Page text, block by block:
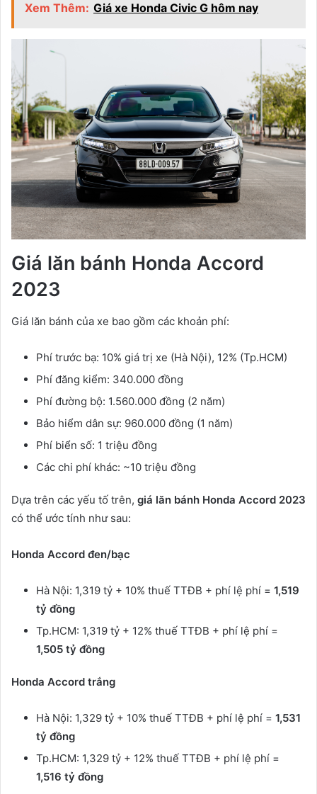
Xem Thêm: Giá xe Honda Civic G hôm nay
Giá lăn bánh Honda Accord
2023
Giá lăn bánh của xe bao gồm các khoản phí:
Phí trước bạ: 10% giá trị xe (Hà Nội), 12% (Tp.HCM)
Phí đăng kiểm: 340.000 đồng
Phí đường bộ: 1.560.000 đồng (2 năm)
Bảo hiểm dân sự: 960.000 đồng (1 năm)
Phí biển số: 1 triệu đồng
Các chi phí khác: ~10 triệu đồng
Dựa trên các yếu tố trên, giá lăn bánh Honda Accord 2023
có thể ước tính như sau:
Honda Accord đen/bạc
Hà Nội: 1,319 tỷ + 10% thuế TTĐB + phí lệ phí = 1,519
tỷ đồng
Tp.HCM: 1,319 tỷ + 12% thuế TTĐB + phí lệ phí =
1,505 tỷ đồng
Honda Accord trắng
Hà Nội: 1,329 tỷ + 10% thuế TTĐB + phí lệ phí = 1,531
tỷ đồng
Tp.HCM: 1,329 tỷ + 12% thuế TTĐB + phí lệ phí =
1,516 tỷ đồng